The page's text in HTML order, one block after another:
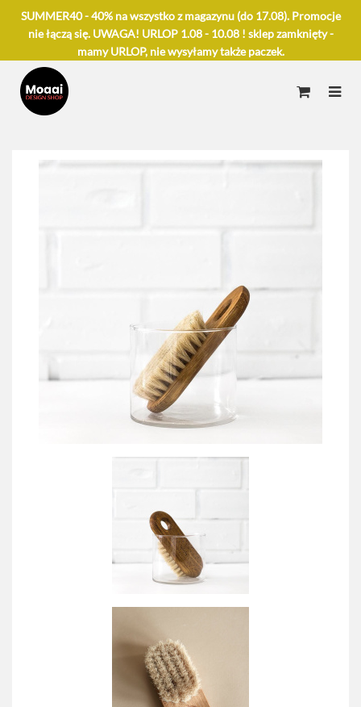
SUMMER40 - 40% na wszystko z magazynu (do 17.08). Promocje
nie łączą się. UWAGA! URLOP 1.08 - 10.08 ! sklep zamknięty -
mamy URLOP, nie wysyłamy także paczek.